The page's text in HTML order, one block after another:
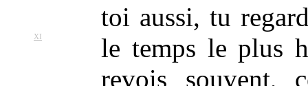
toi aussi, tu
le temps le plus
XI
revois souvent,